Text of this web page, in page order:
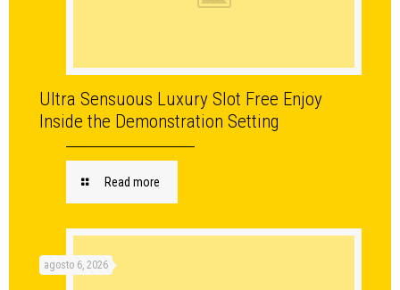
Ultra Sensuous Luxury Slot Free Enjoy
Inside the Demonstration Setting
Read more
agosto 6, 2026